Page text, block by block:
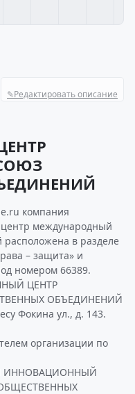
✎Редактировать описание
компания
международный
в разделе
– защита» и
номером 66389.
ЦЕНТР
ОБЪЕДИНЕНИЙ
Фокина ул., д. 143.
организации по
ИННОВАЦИОННЫЙ